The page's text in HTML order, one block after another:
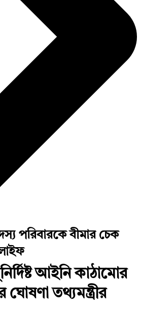
পরিবারকে বীমার চেক
আইনি কাঠামোর
তথ্যমন্ত্রীর